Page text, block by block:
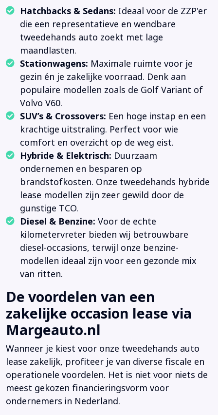
Hatchbacks & Sedans: Ideaal voor de ZZP'er
die een representatieve en wendbare
tweedehands auto zoekt met lage
maandlasten.
Stationwagens: Maximale ruimte voor je
gezin én je zakelijke voorraad. Denk aan
populaire modellen zoals de Golf Variant of
Volvo V60.
SUV’s & Crossovers: Een hoge instap en een
krachtige uitstraling. Perfect voor wie
comfort en overzicht op de weg eist.
Hybride & Elektrisch: Duurzaam
ondernemen en besparen op
brandstofkosten. Onze tweedehands hybride
lease modellen zijn zeer gewild door de
gunstige TCO.
Diesel & Benzine: Voor de echte
kilometervreter bieden wij betrouwbare
diesel-occasions, terwijl onze benzine-
modellen ideaal zijn voor een gezonde mix
van ritten.
De voordelen van een
zakelijke occasion lease via
Margeauto.nl
Wanneer je kiest voor onze tweedehands auto
lease zakelijk, profiteer je van diverse fiscale en
operationele voordelen. Het is niet voor niets de
meest gekozen financieringsvorm voor
ondernemers in Nederland.